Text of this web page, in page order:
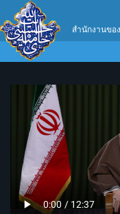
สำนักงานขอ